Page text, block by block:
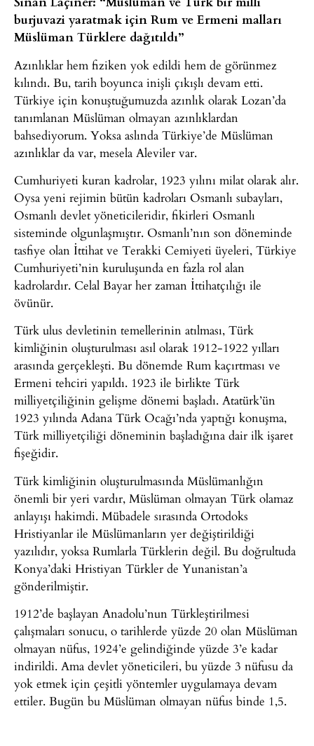
burjuvazi yaratmak için Rum ve Ermeni malları
Müslüman Türklere dağıtıldı”
Azınlıklar hem fiziken yok edildi hem de görünmez
kılındı. Bu, tarih boyunca inişli çıkışlı devam etti.
Türkiye için konuştuğumuzda azınlık olarak Lozan’da
tanımlanan Müslüman olmayan azınlıklardan
bahsediyorum. Yoksa aslında Türkiye’de Müslüman
azınlıklar da var, mesela Aleviler var.
Cumhuriyeti kuran kadrolar, 1923 yılını milat olarak alır.
Oysa yeni rejimin bütün kadroları Osmanlı subayları,
Osmanlı devlet yöneticileridir, fikirleri Osmanlı
sisteminde olgunlaşmıştır. Osmanlı’nın son döneminde
tasfiye olan İttihat ve Terakki Cemiyeti üyeleri, Türkiye
Cumhuriyeti’nin kuruluşunda en fazla rol alan
kadrolardır. Celal Bayar her zaman İttihatçılığı ile
övünür.
Türk ulus devletinin temellerinin atılması, Türk
kimliğinin oluşturulması asıl olarak 1912-1922 yılları
arasında gerçekleşti. Bu dönemde Rum kaçırtması ve
Ermeni tehciri yapıldı. 1923 ile birlikte Türk
milliyetçiliğinin gelişme dönemi başladı. Atatürk’ün
1923 yılında Adana Türk Ocağı’nda yaptığı konuşma,
Türk milliyetçiliği döneminin başladığına dair ilk işaret
fişeğidir.
Türk kimliğinin oluşturulmasında Müslümanlığın
önemli bir yeri vardır, Müslüman olmayan Türk olamaz
anlayışı hakimdi. Mübadele sırasında Ortodoks
Hristiyanlar ile Müslümanların yer değiştirildiği
yazılıdır, yoksa Rumlarla Türklerin değil. Bu doğrultuda
Konya’daki Hristiyan Türkler de Yunanistan’a
gönderilmiştir.
1912’de başlayan Anadolu’nun Türkleştirilmesi
çalışmaları sonucu, o tarihlerde yüzde 20 olan Müslüman
olmayan nüfus, 1924’e gelindiğinde yüzde 3’e kadar
indirildi. Ama devlet yöneticileri, bu yüzde 3 nüfusu da
yok etmek için çeşitli yöntemler uygulamaya devam
ettiler. Bugün bu Müslüman olmayan nüfus binde 1,5.